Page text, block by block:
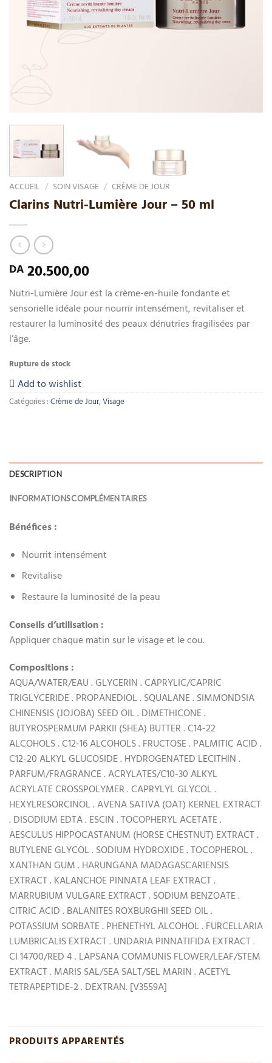
ACCUEIL / SOIN VISAGE / CRÈME DE JOUR
Clarins Nutri-Lumière Jour – 50 ml
DA 20.500,00
Nutri-Lumière Jour est la crème-en-huile fondante et
sensorielle idéale pour nourrir intensément, revitaliser et
restaurer la luminosité des peaux dénutries fragilisées par
l’âge.
Rupture de stock
Add to wishlist
Catégories :Crème de Jour,Visage
DESCRIPTION
INFORMATIONS COMPLÉMENTAIRES
Bénéfices :
Nourrit intensément
Revitalise
Restaure la luminosité de la peau
Conseils d’utilisation :
Appliquer chaque matin sur le visage et le cou.
Compositions :
AQUA/WATER/EAU . GLYCERIN . CAPRYLIC/CAPRIC
TRIGLYCERIDE . PROPANEDIOL . SQUALANE . SIMMONDSIA
CHINENSIS (JOJOBA) SEED OIL . DIMETHICONE .
BUTYROSPERMUM PARKII (SHEA) BUTTER . C14-22
ALCOHOLS . C12-16 ALCOHOLS . FRUCTOSE . PALMITIC ACID .
C12-20 ALKYL GLUCOSIDE . HYDROGENATED LECITHIN .
PARFUM/FRAGRANCE . ACRYLATES/C10-30 ALKYL
ACRYLATE CROSSPOLYMER . CAPRYLYL GLYCOL .
HEXYLRESORCINOL . AVENA SATIVA (OAT) KERNEL EXTRACT
. DISODIUM EDTA . ESCIN . TOCOPHERYL ACETATE .
AESCULUS HIPPOCASTANUM (HORSE CHESTNUT) EXTRACT .
BUTYLENE GLYCOL . SODIUM HYDROXIDE . TOCOPHEROL .
XANTHAN GUM . HARUNGANA MADAGASCARIENSIS
EXTRACT . KALANCHOE PINNATA LEAF EXTRACT .
MARRUBIUM VULGARE EXTRACT . SODIUM BENZOATE .
CITRIC ACID . BALANITES ROXBURGHII SEED OIL .
POTASSIUM SORBATE . PHENETHYL ALCOHOL . FURCELLARIA
LUMBRICALIS EXTRACT . UNDARIA PINNATIFIDA EXTRACT .
CI 14700/RED 4 . LAPSANA COMMUNIS FLOWER/LEAF/STEM
EXTRACT . MARIS SAL/SEA SALT/SEL MARIN . ACETYL
TETRAPEPTIDE-2 . DEXTRAN. [V3559A]
PRODUITS APPARENTÉS